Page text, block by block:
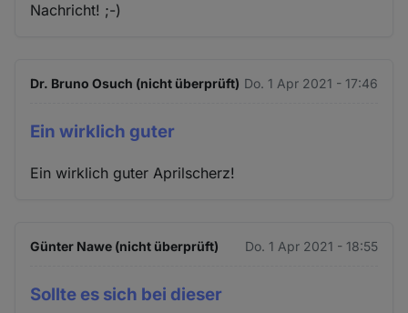
Nachricht! ;-)
Dr. Bruno Osuch (nicht überprüft) Do. 1 Apr 2021 - 17:46
Ein wirklich guter
Ein wirklich guter Aprilscherz!
Günter Nawe (nicht überprüft) Do. 1 Apr 2021 - 18:55
Sollte es sich bei dieser